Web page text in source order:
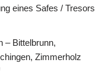
eines Safes / Tresors
– Bittelbrunn,
Zimmerholz